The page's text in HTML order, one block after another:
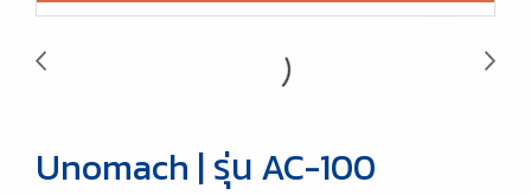
Unomach | รุ่น AC-100